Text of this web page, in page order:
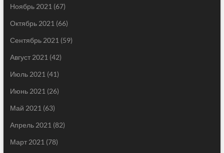
Ноябрь 2021 (67)
Октябрь 2021 (66)
Сентябрь 2021 (59)
Август 2021 (42)
Июль 2021 (41)
Июнь 2021 (26)
Май 2021 (63)
Апрель 2021 (82)
Март 2021 (78)